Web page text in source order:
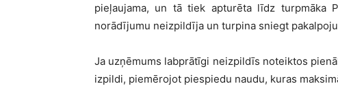
pieļaujama, un tā tiek apturēta līdz turpmāka
norādījumu neizpildīja un turpina sniegt
Ja uzņēmums labprātīgi neizpildīs noteiktos
izpildi, piemērojot piespiedu naudu, kuras